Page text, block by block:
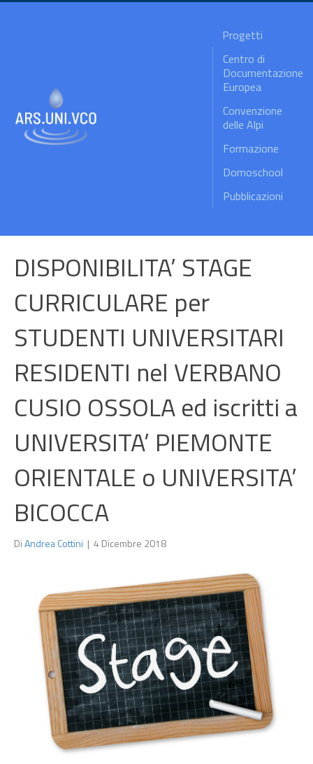
Progetti
Centro di
Documentazione
Europea
Convenzione
delle Alpi
Formazione
Domoschool
Pubblicazioni
DISPONIBILITA’ STAGE
CURRICULARE per
STUDENTI UNIVERSITARI
RESIDENTI nel VERBANO
CUSIO OSSOLA ed iscritti a
UNIVERSITA’ PIEMONTE
ORIENTALE o UNIVERSITA’
BICOCCA
DiAndrea Cottini | 4 Dicembre 2018